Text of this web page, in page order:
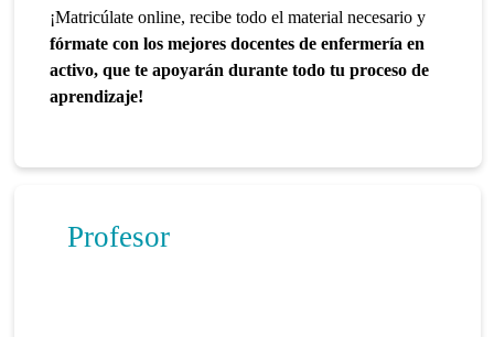
¡Matricúlate online, recibe todo el material necesario y
fórmate con los mejores docentes de enfermería en
activo, que te apoyarán durante todo tu proceso de
aprendizaje!
Profesor